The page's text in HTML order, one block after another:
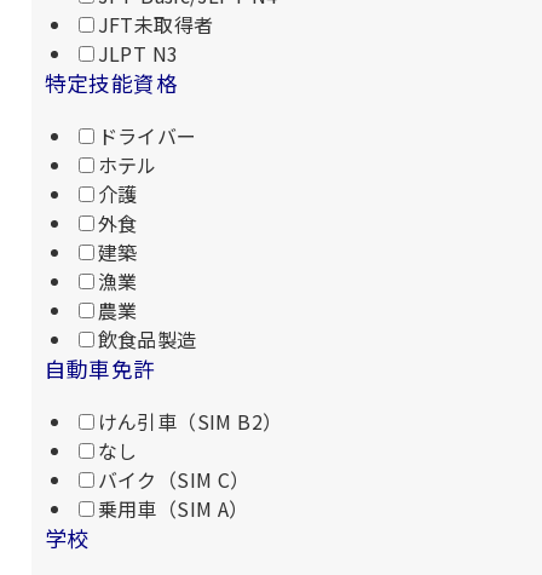
JFT未取得者
JLPT N3
特定技能資格
ドライバー
ホテル
介護
外食
建築
漁業
農業
飲食品製造
自動車免許
けん引車（SIM B2）
なし
バイク（SIM C）
乗用車（SIM A）
学校